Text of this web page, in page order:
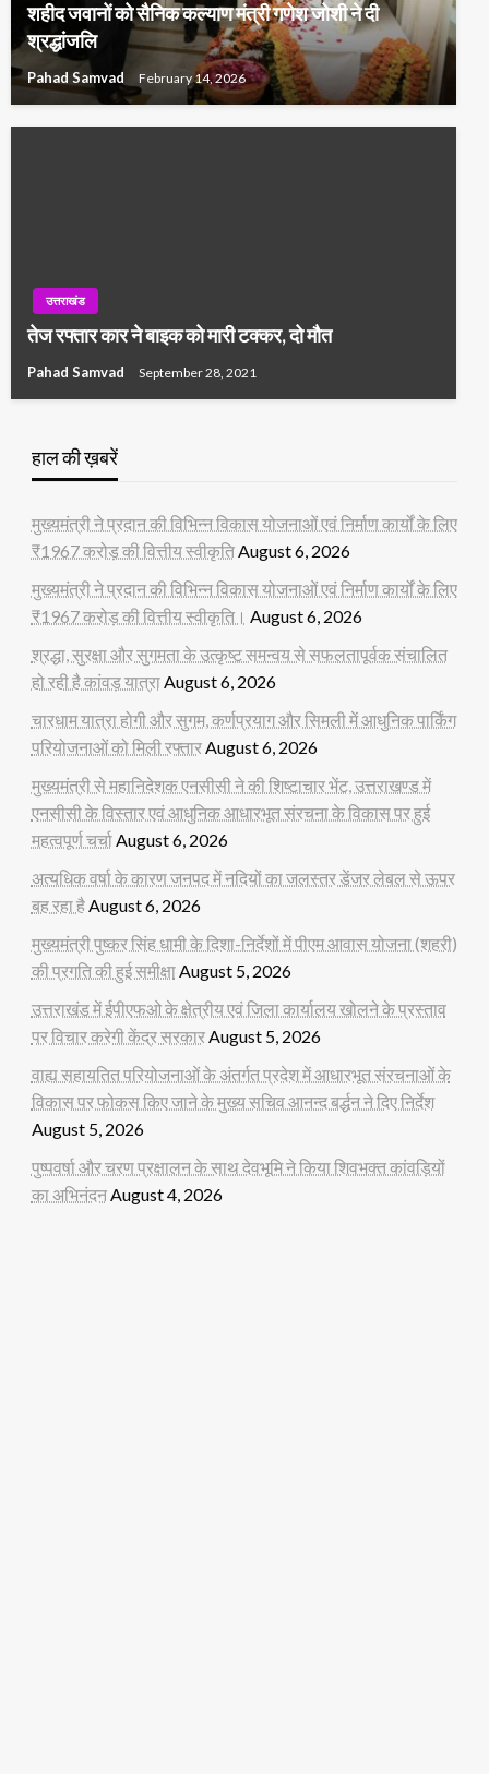
शहीद जवानों को सैनिक कल्याण मंत्री गणेश जोशी ने दी
श्रद्धांजलि
Pahad Samvad February 14, 2026
उत्तराखंड
तेज रफ्तार कार ने बाइक को मारी टक्कर, दो मौत
Pahad Samvad September 28, 2021
हाल की ख़बरें
मुख्यमंत्री ने प्रदान की विभिन्न विकास योजनाओं एवं निर्माण कार्यों के लिए
₹1967 करोड़ की वित्तीय स्वीकृतिAugust 6, 2026
मुख्यमंत्री ने प्रदान की विभिन्न विकास योजनाओं एवं निर्माण कार्यों के लिए
₹1967 करोड़ की वित्तीय स्वीकृति। August 6, 2026
श्रद्धा, सुरक्षा और सुगमता के उत्कृष्ट समन्वय से सफलतापूर्वक संचालित
हो रही है कांवड़ यात्राAugust 6, 2026
चारधाम यात्रा होगी और सुगम, कर्णप्रयाग और सिमली में आधुनिक पार्किंग
परियोजनाओं को मिली रफ्तारAugust 6, 2026
मुख्यमंत्री से महानिदेशक एनसीसी ने की शिष्टाचार भेंट, उत्तराखण्ड में
एनसीसी के विस्तार एवं आधुनिक आधारभूत संरचना के विकास पर हुई
महत्वपूर्ण चर्चाAugust 6, 2026
अत्यधिक वर्षा के कारण जनपद में नदियों का जलस्तर डेंजर लेबल से ऊपर
बह रहा हैAugust 6, 2026
मुख्यमंत्री पुष्कर सिंह धामी के दिशा-निर्देशों में पीएम आवास योजना (शहरी)
की प्रगति की हुई समीक्षाAugust 5, 2026
उत्तराखंड में ईपीएफओ के क्षेत्रीय एवं जिला कार्यालय खोलने के प्रस्ताव
पर विचार करेगी केंद्र सरकारAugust 5, 2026
वाह्य सहायतित परियोजनाओं के अंतर्गत प्रदेश में आधारभूत संरचनाओं के
विकास पर फोकस किए जाने के मुख्य सचिव आनन्द बर्द्धन ने दिए निर्देश
August 5, 2026
पुष्पवर्षा और चरण प्रक्षालन के साथ देवभूमि ने किया शिवभक्त कांवड़ियों
का अभिनंदनAugust 4, 2026